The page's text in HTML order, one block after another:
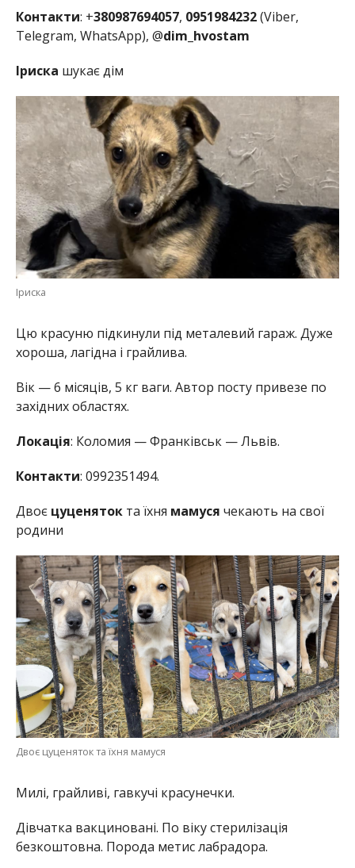
Контакти: +380987694057, 0951984232(Viber,
Telegram, WhatsApp), @dim_hvostam
Іриска шукає дім
Іриска
Цю красуню підкинули під металевий гараж. Дуже
хороша, лагідна і грайлива.
Вік — 6 місяців, 5 кг ваги. Автор посту привезе по
західних областях.
Локація: Коломия — Франківськ — Львів.
Контакти: 0992351494.
Двоє цуценятокта їхня мамуся чекають на свої
родини
Двоє цуценяток та їхня мамуся
Милі, грайливі, гавкучі красунечки.
Дівчатка вакциновані. По віку стерилізація
безкоштовна. Порода метис лабрадора.